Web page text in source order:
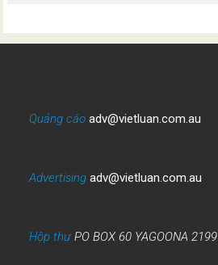
Quảng cáo adv@vietluan.com.au
Advertising adv@vietluan.com.au
Hộp thưPO BOX 60 YAGOONA 2199